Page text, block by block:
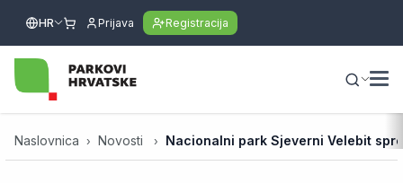
HR Prijava Registracija
Naslovnica Novosti Nacionalni park Sjeverni Velebit